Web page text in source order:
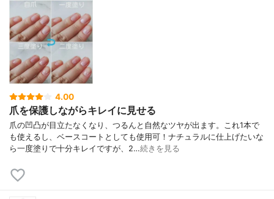
4.00
爪を保護しながらキレイに見せる
爪の凹凸が目立たなくなり、つるんと自然なツヤが出ます。これ1本で
も使えるし、ベースコートとしても使用可！ナチュラルに仕上げたいな
ら一度塗りで十分キレイですが、2…続きを見る